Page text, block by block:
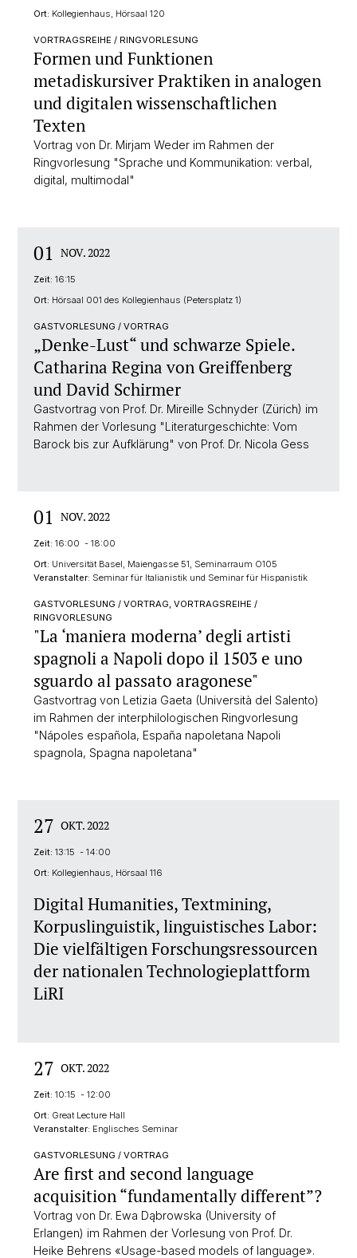
Ort: Kollegienhaus, Hörsaal 120
VORTRAGSREIHE / RINGVORLESUNG
Formen und Funktionen
metadiskursiver Praktiken in analogen
und digitalen wissenschaftlichen
Texten
Vortrag von Dr. Mirjam Weder im Rahmen der
Ringvorlesung "Sprache und Kommunikation: verbal,
digital, multimodal"
01 NOV. 2022
Zeit: 16:15
Ort: Hörsaal 001 des Kollegienhaus (Petersplatz 1)
GASTVORLESUNG / VORTRAG
„Denke-Lust“ und schwarze Spiele.
Catharina Regina von Greiffenberg
und David Schirmer
Gastvortrag von Prof. Dr. Mireille Schnyder (Zürich) im
Rahmen der Vorlesung "Literaturgeschichte: Vom
Barock bis zur Aufklärung" von Prof. Dr. Nicola Gess
01 NOV. 2022
Zeit: 16:00 - 18:00
Ort: Universität Basel, Maiengasse 51, Seminarraum O105
Veranstalter: Seminar für Italianistik und Seminar für Hispanistik
GASTVORLESUNG / VORTRAG, VORTRAGSREIHE /
RINGVORLESUNG
"La ‘maniera moderna’ degli artisti
spagnoli a Napoli dopo il 1503 e uno
sguardo al passato aragonese"
Gastvortrag von Letizia Gaeta (Università del Salento)
im Rahmen der interphilologischen Ringvorlesung
"Nápoles española, España napoletana Napoli
spagnola, Spagna napoletana"
27 OKT. 2022
Zeit: 13:15 - 14:00
Ort: Kollegienhaus, Hörsaal 116
Digital Humanities, Textmining,
Korpuslinguistik, linguistisches Labor:
Die vielfältigen Forschungsressourcen
der nationalen Technologieplattform
LiRI
27 OKT. 2022
Zeit: 10:15 - 12:00
Ort: Great Lecture Hall
Veranstalter: Englisches Seminar
GASTVORLESUNG / VORTRAG
Are first and second language
acquisition “fundamentally different”?
Vortrag von Dr. Ewa Dąbrowska (University of
Erlangen) im Rahmen der Vorlesung von Prof. Dr.
Heike Behrens «Usage-based models of language».